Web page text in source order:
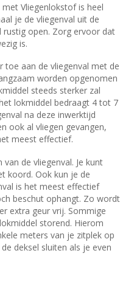
Vliegenlokstof is heel
je de vliegenval uit de
rustig open. Zorg ervoor dat
is.
toe aan de vliegenval met de
worden opgenomen
steeds sterker zal
lokmiddel bedraagt 4 tot 7
na deze inwerktijd
ook al vliegen gevangen,
meest effectief.
de vliegenval. Je kunt
koord. Ook kun je de
is het meest effectief
beschut ophangt. Zo wordt
extra geur vrij. Sommige
storend. Hierom
meters van je zitplek op
deksel sluiten als je even